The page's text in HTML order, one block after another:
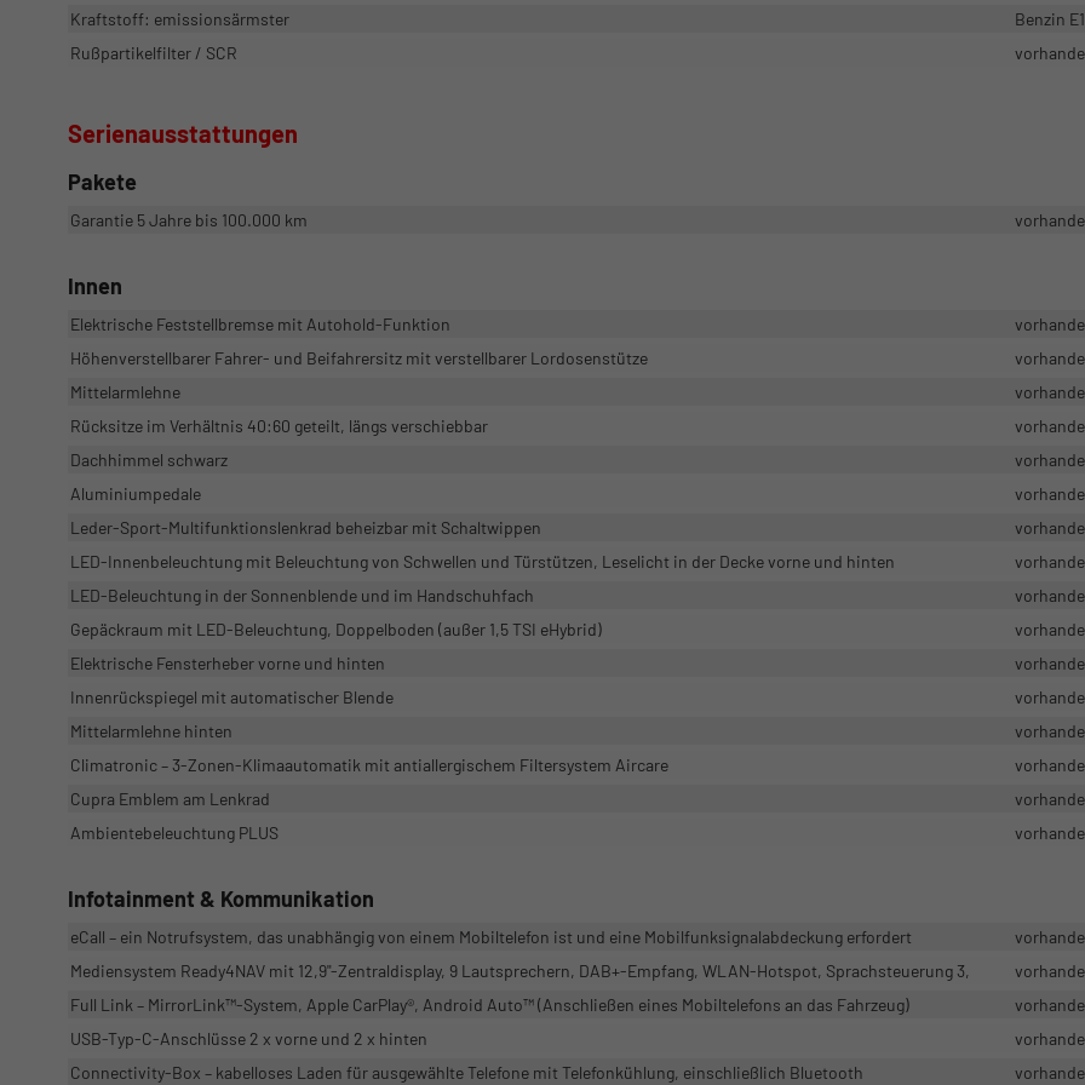
Kraftstoff: emissionsärmster
Benzin
Rußpartikelfilter / SCR
Serienausstattungen
Pakete
Garantie 5 Jahre bis 100.000 km
Innen
Elektrische Feststellbremse mit Autohold-Funktion
Höhenverstellbarer Fahrer- und Beifahrersitz mit verstellbarer Lordosenstütze
Mittelarmlehne
Rücksitze im Verhältnis 40:60 geteilt, längs verschiebbar
Dachhimmel schwarz
Aluminiumpedale
Leder-Sport-Multifunktionslenkrad beheizbar mit Schaltwippen
LED-Innenbeleuchtung mit Beleuchtung von Schwellen und Türstützen, Leselicht in der Decke vorne und hinten
LED-Beleuchtung in der Sonnenblende und im Handschuhfach
Gepäckraum mit LED-Beleuchtung, Doppelboden (außer 1,5 TSI eHybrid)
Elektrische Fensterheber vorne und hinten
Innenrückspiegel mit automatischer Blende
Mittelarmlehne hinten
Climatronic – 3-Zonen-Klimaautomatik mit antiallergischem Filtersystem Aircare
Cupra Emblem am Lenkrad
Ambientebeleuchtung PLUS
Infotainment & Kommunikation
eCall – ein Notrufsystem, das unabhängig von einem Mobiltelefon ist und eine Mobilfunksignalabdeckung erfordert
Mediensystem Ready4NAV mit 12,9"-Zentraldisplay, 9 Lautsprechern, DAB+-Empfang, WLAN-Hotspot, Sprachsteuerung 3,
Full Link – MirrorLink™-System, Apple CarPlay®, Android Auto™ (Anschließen eines Mobiltelefons an das Fahrzeug)
USB-Typ-C-Anschlüsse 2 x vorne und 2 x hinten
Connectivity-Box – kabelloses Laden für ausgewählte Telefone mit Telefonkühlung, einschließlich Bluetooth